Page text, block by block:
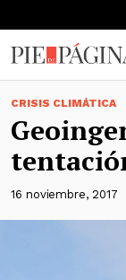
CRISIS CLIMÁTICA
16 noviembre, 2017